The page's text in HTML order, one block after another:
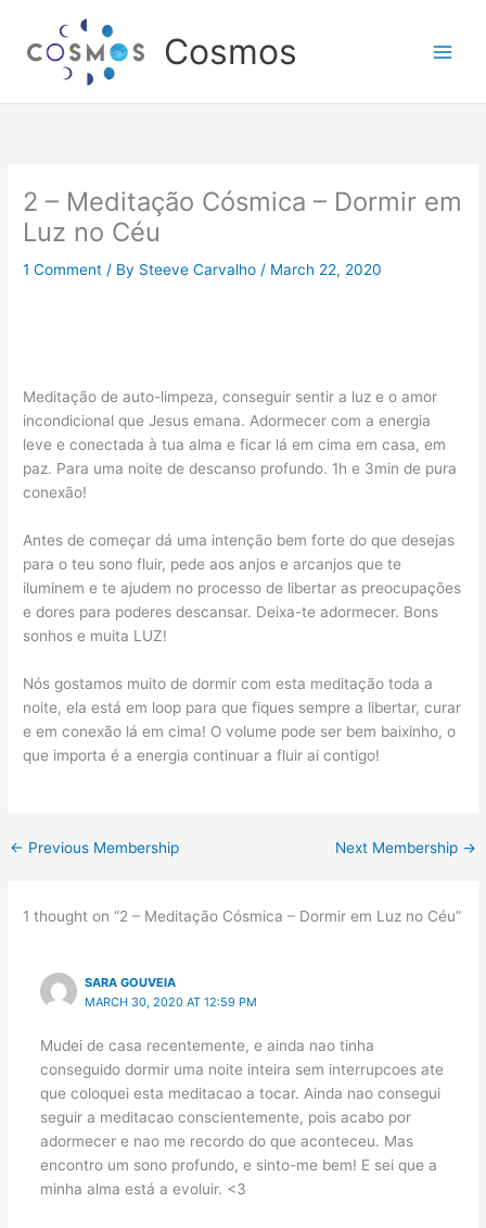
content
Cosmos
2 – Meditação Cósmica – Dormir em
Luz no Céu
1 Comment / By Steeve Carvalho/ March 22, 2020
Meditação de auto-limpeza, conseguir sentir a luz e o amor
incondicional que Jesus emana. Adormecer com a energia
leve e conectada à tua alma e ficar lá em cima em casa, em
paz. Para uma noite de descanso profundo. 1h e 3min de pura
conexão!
Antes de começar dá uma intenção bem forte do que desejas
para o teu sono fluir, pede aos anjos e arcanjos que te
iluminem e te ajudem no processo de libertar as preocupações
e dores para poderes descansar. Deixa-te adormecer. Bons
sonhos e muita LUZ!
Nós gostamos muito de dormir com esta meditação toda a
noite, ela está em loop para que fiques sempre a libertar, curar
e em conexão lá em cima! O volume pode ser bem baixinho, o
que importa é a energia continuar a fluir ai contigo!
← Previous Membership Next Membership →
1 thought on “2 – Meditação Cósmica – Dormir em Luz no Céu”
SARA GOUVEIA
MARCH 30, 2020 AT 12:59 PM
Mudei de casa recentemente, e ainda nao tinha
conseguido dormir uma noite inteira sem interrupcoes ate
que coloquei esta meditacao a tocar. Ainda nao consegui
seguir a meditacao conscientemente, pois acabo por
adormecer e nao me recordo do que aconteceu. Mas
encontro um sono profundo, e sinto-me bem! E sei que a
minha alma está a evoluir. <3